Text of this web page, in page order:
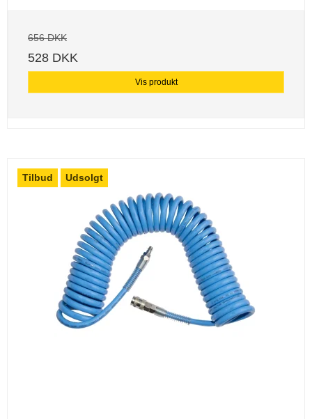
656 DKK
528 DKK
Vis produkt
Tilbud Udsolgt